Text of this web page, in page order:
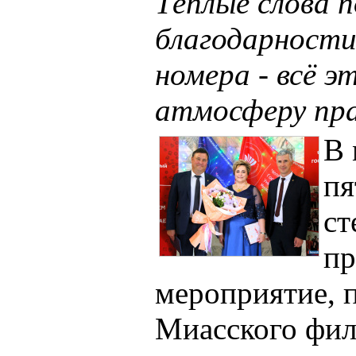
номера - всё
атмосферу
В
мероприятие,
Миасского